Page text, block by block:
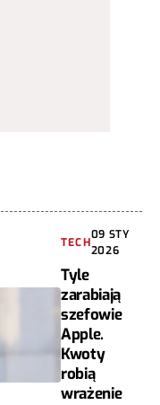
TECH
09 STY
2026
Tyle
zarabiają
szefowie
Apple.
Kwoty
robią
wrażenie